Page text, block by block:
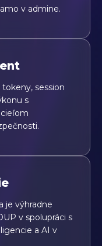
v admine.
session
s
je výhradne
v spolupráci s
a AI v